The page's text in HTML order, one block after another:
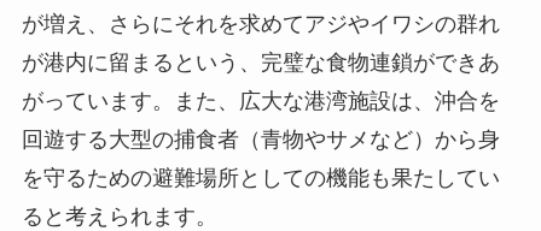
が増え、さらにそれを求めてアジやイワシの群れ
が港内に留まるという、完璧な食物連鎖ができあ
がっています。また、広大な港湾施設は、沖合を
回遊する大型の捕食者（青物やサメなど）から身
を守るための避難場所としての機能も果たしてい
ると考えられます。